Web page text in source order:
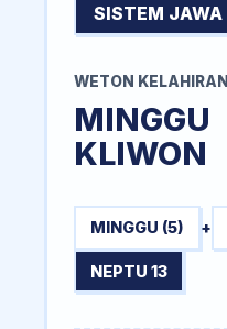
SISTEM JAWA
WETON KELAHIRAN
MINGGU
KLIWON
MINGGU (5) +
NEPTU 13